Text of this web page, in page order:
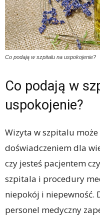
Co podają w szpitalu na uspokojenie?
Co podają w
uspokojenie?
Wizyta w szpitalu
doświadczeniem dla
czy jesteś pacjentem
szpitala i procedury
niepokój i niepewność.
personel medyczny